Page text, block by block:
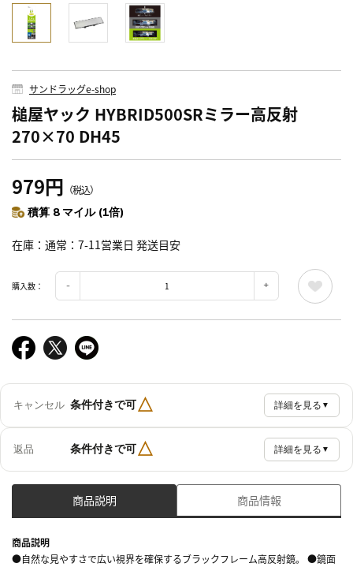
サンドラッグe-shop
槌屋ヤック HYBRID500SRミラー高反射
270×70 DH45
979円 （税込）
積算 8 マイル (1倍)
在庫 通常：7-11営業日 発送目安
購入数：
キャンセル 条件付きで可△ 詳細を見る ▼
返品 条件付きで可△ 詳細を見る ▼
商品説明 商品情報
商品説明
●自然な見やすさで広い視界を確保するブラックフレーム高反射鏡。 ●鏡面